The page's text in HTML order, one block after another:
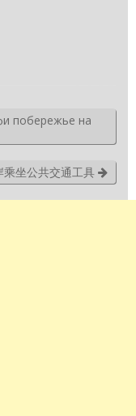
побережье на
坐公共交通工具